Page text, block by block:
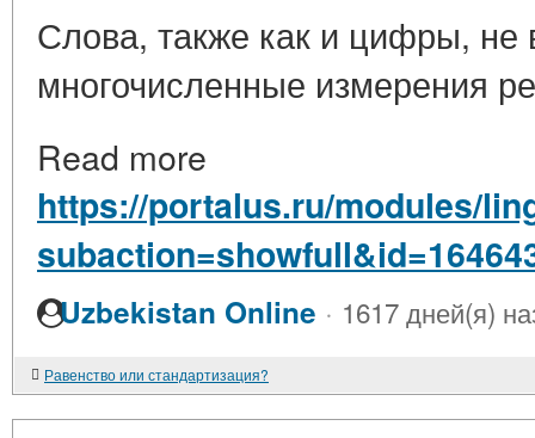
Слова, также как и цифры, не
многочисленные измерения
Read more
https://portalus.ru/modules/
Uzbekistan Online · 1617 дней(я)
Равенство или стандартизация?